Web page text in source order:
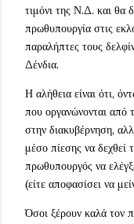
τιμόνι της Ν.Δ. και θα
πρωθυπουργία στις
παραλήπτες τους
Δένδια.
Η αλήθεια είναι ότι,
που οργανώνονται από
στην διακυβέρνηση,
μέσο πίεσης να
πρωθυπουργός να
(είτε αποφασίσει να
Όσοι ξέρουν καλά τον